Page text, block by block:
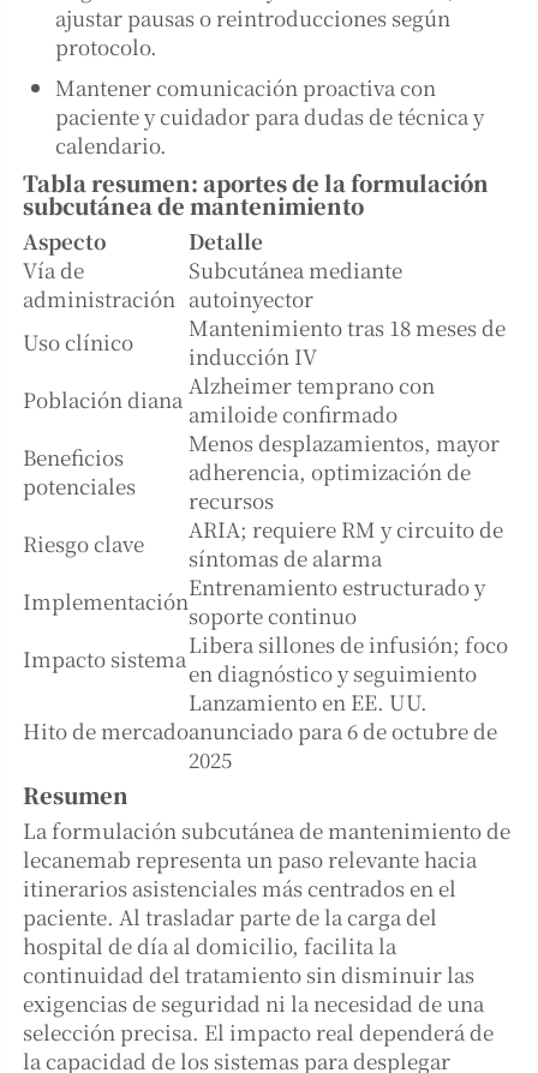
ajustar pausas o reintroducciones según
protocolo.
Mantener comunicación proactiva con
paciente y cuidador para dudas de técnica y
calendario.
Tabla resumen: aportes de la formulación
subcutánea de mantenimiento
Aspecto
Detalle
Vía de
administración
Subcutánea mediante
autoinyector
Uso clínico
Mantenimiento tras 18 meses de
inducción IV
Población diana Alzheimer temprano con
amiloide confirmado
Beneficios
potenciales
Menos desplazamientos, mayor
adherencia, optimización de
recursos
Riesgo clave
ARIA; requiere RM y circuito de
síntomas de alarma
ImplementaciónEntrenamiento estructurado y
soporte continuo
Impacto sistemaLibera sillones de infusión; foco
en diagnóstico y seguimiento
Hito de mercado
Lanzamiento en EE. UU.
anunciado para 6 de octubre de
2025
Resumen
La formulación subcutánea de mantenimiento de
lecanemab representa un paso relevante hacia
itinerarios asistenciales más centrados en el
paciente. Al trasladar parte de la carga del
hospital de día al domicilio, facilita la
continuidad del tratamiento sin disminuir las
exigencias de seguridad ni la necesidad de una
selección precisa. El impacto real dependerá de
la capacidad de los sistemas para desplegar